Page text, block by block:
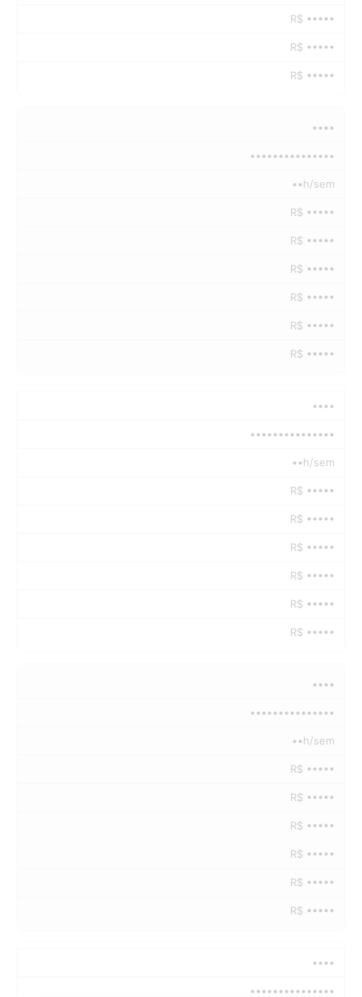
R$ •••••
R$ •••••
R$ •••••
••••
•••••••••••••••
••h/sem
R$ •••••
R$ •••••
R$ •••••
R$ •••••
R$ •••••
R$ •••••
••••
•••••••••••••••
••h/sem
R$ •••••
R$ •••••
R$ •••••
R$ •••••
R$ •••••
R$ •••••
••••
•••••••••••••••
••h/sem
R$ •••••
R$ •••••
R$ •••••
R$ •••••
R$ •••••
R$ •••••
••••
•••••••••••••••